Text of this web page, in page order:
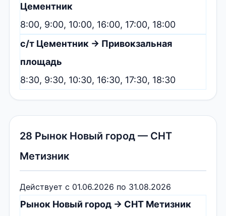
Цементник
8:00, 9:00, 10:00, 16:00, 17:00, 18:00
с/т Цементник → Привокзальная
площадь
8:30, 9:30, 10:30, 16:30, 17:30, 18:30
28 Рынок Новый город — СНТ
Метизник
Действует с 01.06.2026 по 31.08.2026
Рынок Новый город → СНТ Метизник